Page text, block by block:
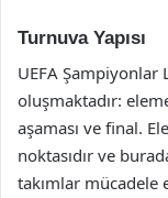
Turnuva Yapısı
UEFA
oluşmaktadır:
aşaması ve final.
noktasıdır ve
takımlar mücadele